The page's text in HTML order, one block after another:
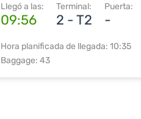
Llegó a las:
09:56
Terminal:
2 - T2
Puerta:
-
Hora planificada de llegada: 10:35
Baggage: 43